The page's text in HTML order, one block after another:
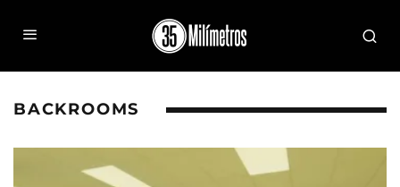
BACKROOMS